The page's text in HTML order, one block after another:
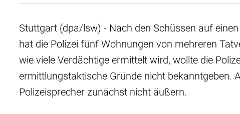
Stuttgart (dpa/lsw) - Nach den Schüssen auf
hat die Polizei fünf Wohnungen von mehreren
wie viele Verdächtige ermittelt wird, wollte die
ermittlungstaktische Gründe nicht bekanntgeben.
Polizeisprecher zunächst nicht äußern.